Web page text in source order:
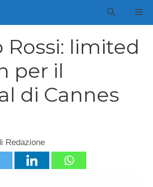
Rossi: limited
per il
di Cannes
Redazione